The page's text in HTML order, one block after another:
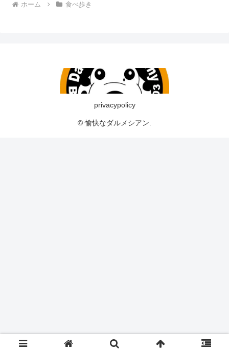
ホーム 食べ歩き
privacypolicy
© 愉快なダルメシアン.